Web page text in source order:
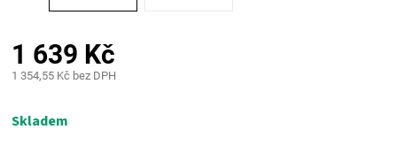
NÁDOBÍ
1 639 Kč
1 354,55 Kč bez DPH
cena:
Skladem